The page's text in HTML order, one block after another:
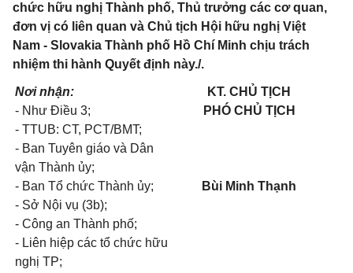
chức hữu nghị Thành phố, Thủ trưởng các cơ quan,
đơn vị có liên quan và Chủ tịch Hội hữu nghị Việt
Nam - Slovakia Thành phố Hồ Chí Minh chịu trách
nhiệm thi hành Quyết định này./.
Nơi nhận:
- Như Điều 3;
- TTUB: CT, PCT/BMT;
- Ban Tuyên giáo và Dân
vận Thành ủy;
- Ban Tổ chức Thành ủy;
- Sở Nội vụ (3b);
- Công an Thành phố;
- Liên hiệp các tổ chức hữu
nghị TP;
KT. CHỦ TỊCH
PHÓ CHỦ TỊCH
Bùi Minh Thạnh